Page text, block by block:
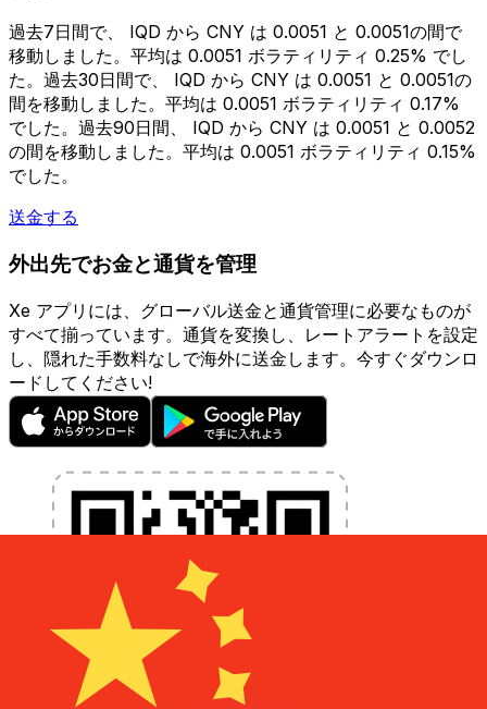
過去7日間で、 IQD から CNY は 0.0051 と 0.0051の間で
移動しました。平均は 0.0051 ボラティリティ 0.25% でし
た。過去30日間で、 IQD から CNY は 0.0051 と 0.0051の
間を移動しました。平均は 0.0051 ボラティリティ 0.17%
でした。過去90日間、 IQD から CNY は 0.0051 と 0.0052
の間を移動しました。平均は 0.0051 ボラティリティ 0.15%
でした。
送金する
外出先でお金と通貨を管理
Xe アプリには、グローバル送金と通貨管理に必要なものが
すべて揃っています。通貨を変換し、レートアラートを設定
し、隠れた手数料なしで海外に送金します。今すぐダウンロ
ードしてください!